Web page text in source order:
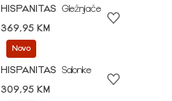
HISPANITAS
Gležnjače
369,95 KM
Novo
HISPANITAS
Salonke
309,95 KM